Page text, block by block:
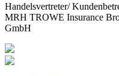
Handelsvertreter/
MRH TROWE Insurance
GmbH